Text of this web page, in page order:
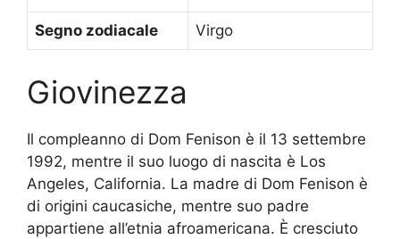
Segno zodiacale Virgo
Giovinezza
Il compleanno di Dom Fenison è il 13 settembre
1992, mentre il suo luogo di nascita è Los
Angeles, California. La madre di Dom Fenison è
di origini caucasiche, mentre suo padre
appartiene all’etnia afroamericana. È cresciuto